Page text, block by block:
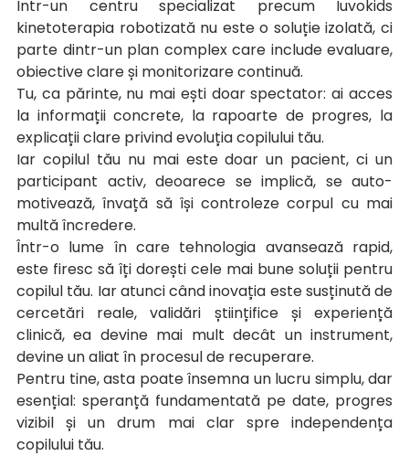
Într-un centru specializat precum Iuvokids
kinetoterapia robotizată nu este o soluție izolată, ci
parte dintr-un plan complex care include evaluare,
obiective clare și monitorizare continuă.
Tu, ca părinte, nu mai ești doar spectator: ai acces
la informații concrete, la rapoarte de progres, la
explicații clare privind evoluția copilului tău.
Iar copilul tău nu mai este doar un pacient, ci un
participant activ, deoarece se implică, se auto-
motivează, învață să își controleze corpul cu mai
multă încredere.
Într-o lume în care tehnologia avansează rapid,
este firesc să îți dorești cele mai bune soluții pentru
copilul tău. Iar atunci când inovația este susținută de
cercetări reale, validări științifice și experiență
clinică, ea devine mai mult decât un instrument,
devine un aliat în procesul de recuperare.
Pentru tine, asta poate însemna un lucru simplu, dar
esențial: speranță fundamentată pe date, progres
vizibil și un drum mai clar spre independența
copilului tău.